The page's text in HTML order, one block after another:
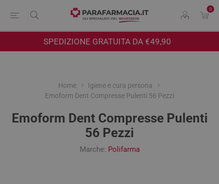
0
SPEDIZIONE GRATUITA DA €49,90
Home
Igiene e cura persona
Emoform Dent Compresse Pulenti 56 Pezzi
Emoform Dent Compresse Pulenti
56 Pezzi
Marche: Polifarma